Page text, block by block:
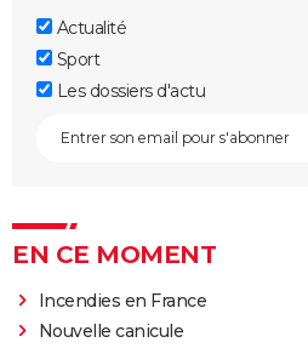
Actualité
Sport
Les dossiers d'actu
EN CE MOMENT
Incendies en France
Nouvelle canicule